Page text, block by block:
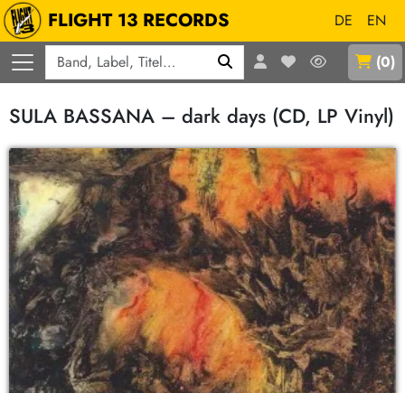
FLIGHT 13 RECORDS DE
EN
(0)
SULA BASSANA – dark days (CD, LP Vinyl)